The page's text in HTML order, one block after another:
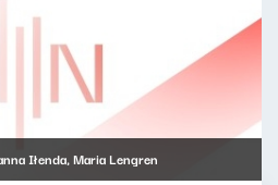
Iłenda, Maria Lengren